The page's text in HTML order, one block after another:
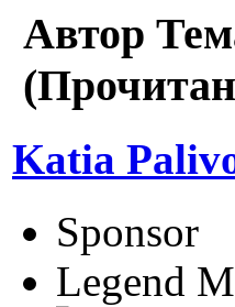
Автор
Katia
Sponsor
Legend